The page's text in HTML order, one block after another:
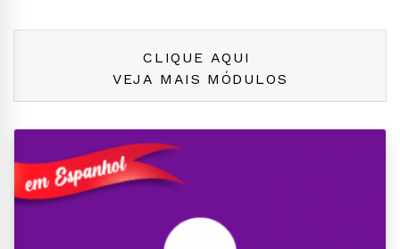
CLIQUE AQUI
VEJA MAIS MÓDULOS